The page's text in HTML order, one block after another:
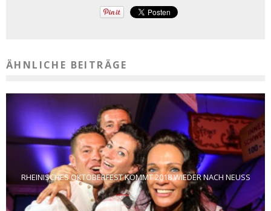
ÄHNLICHE BEITRÄGE
RHEINISCHES OKTOBERFEST KOMMT 2018 WIEDER NACH NEUSS